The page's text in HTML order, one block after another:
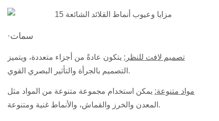
·سمات
تصميم لافت للنظر: يتكون عادةً من أجزاء متعددة، ويتميز
التصميم بالجرأة والتأثير البصري القوي.
مواد متنوعة: يمكن استخدام مجموعة متنوعة من المواد مثل
المعدن والخرز والقماش، والأنماط غنية ومتنوعة.